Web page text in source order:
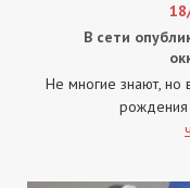
В сети
Не многие знают,
рождения